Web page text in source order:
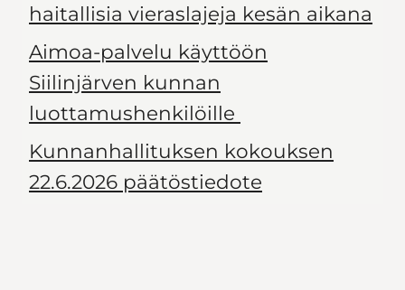
haitallisia vieraslajeja kesän aikana
Aimoa-palvelu käyttöön
Siilinjärven kunnan
luottamushenkilöille
Kunnanhallituksen kokouksen
22.6.2026 päätöstiedote